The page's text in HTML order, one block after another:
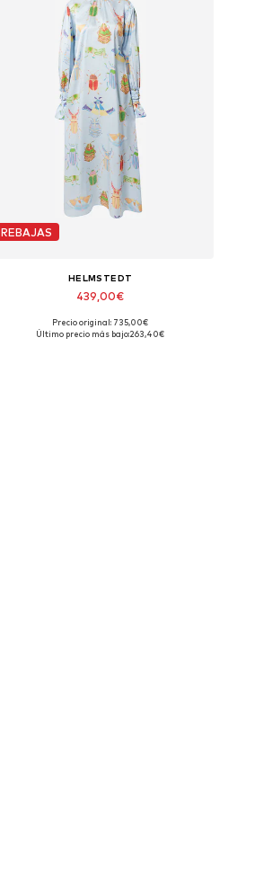
REBAJAS
HELMSTEDT
439,00€
Tallas disponibles: 38
Precio original: 735,00€
Último precio más bajo:263,40€